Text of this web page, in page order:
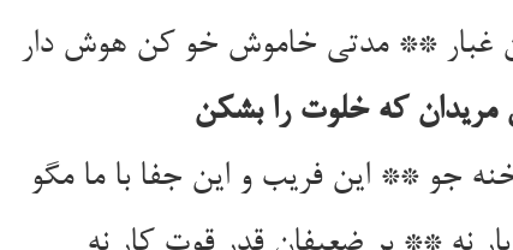
غبار ** مدتی خاموش خو کن هوش دار
مریدان که خلوت را بشکن
جو ** این فریب و این جفا با ما مگو